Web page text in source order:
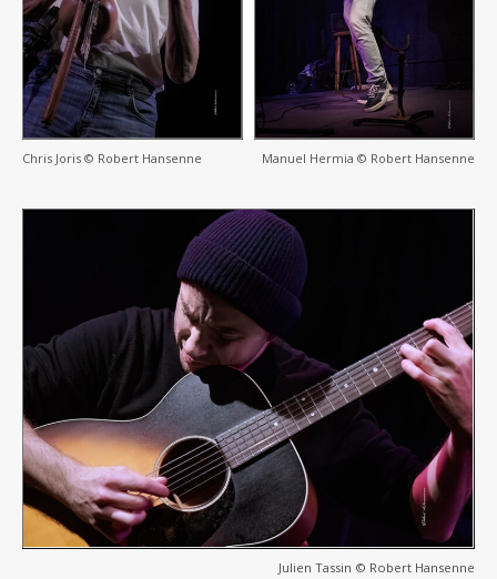
Chris Joris © Robert Hansenne Manuel Hermia © Robert Hansenne
Julien Tassin © Robert Hansenne